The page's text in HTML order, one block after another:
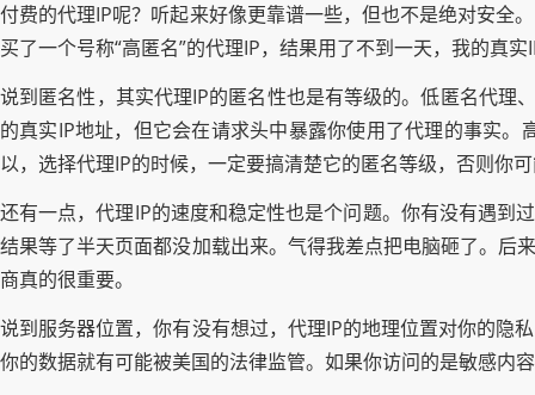
付费的代理IP呢？听起来好像更靠谱一些，但也不是绝对安全
买了一个号称“高匿名”的代理IP，结果用了不到一天，我的真
说到匿名性，其实代理IP的匿名性也是有等级的。低匿名代
的真实IP地址，但它会在请求头中暴露你使用了代理的事实
以，选择代理IP的时候，一定要搞清楚它的匿名等级，否则你
还有一点，代理IP的速度和稳定性也是个问题。你有没有遇到
结果等了半天页面都没加载出来。气得我差点把电脑砸了。后
商真的很重要。
说到服务器位置，你有没有想过，代理IP的地理位置对你的隐
你的数据就有可能被美国的法律监管。如果你访问的是敏感内